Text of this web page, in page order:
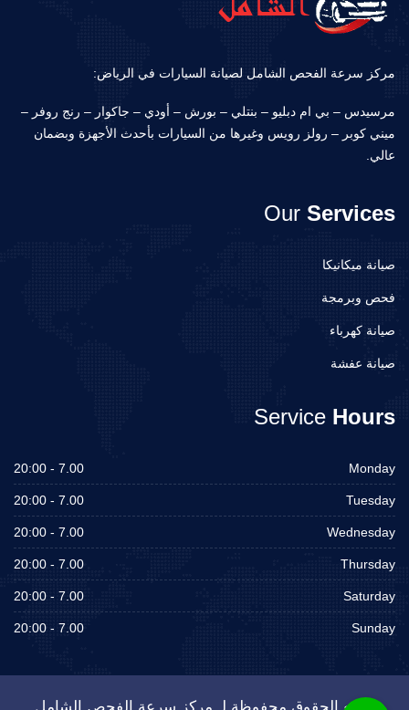
مركز سرعة الفحص الشامل لصيانة السيارات في الرياض:
مرسيدس – بي ام دبليو – بنتلي – بورش – أودي – جاكوار – رنج روفر –
ميني كوبر – رولز رويس وغيرها من السيارات بأحدث الأجهزة وبضمان
عالي.
Our Services
صيانة ميكانيكا
فحص وبرمجة
صيانة كهرباء
صيانة عفشة
Service Hours
Monday
7.00 - 20:00
Tuesday
7.00 - 20:00
Wednesday
7.00 - 20:00
Thursday
7.00 - 20:00
Saturday
7.00 - 20:00
Sunday
7.00 - 20:00